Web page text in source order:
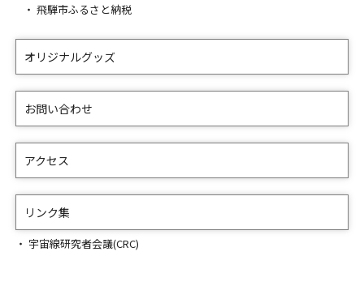
飛騨市ふるさと納税
オリジナルグッズ
お問い合わせ
アクセス
リンク集
宇宙線研究者会議(CRC)